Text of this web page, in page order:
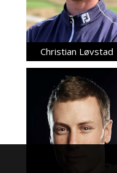
Christian Løvstad